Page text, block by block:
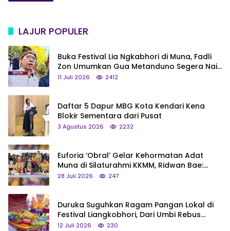
LAJUR POPULER
Buka Festival Lia Ngkabhori di Muna, Fadli
Zon Umumkan Gua Metanduno Segera Naik
Status Jadi Cagar Budaya Nasional
11 Juli 2026 2412
Daftar 5 Dapur MBG Kota Kendari Kena
Blokir Sementara dari Pusat
3 Agustus 2026 2232
Euforia ‘Obral’ Gelar Kehormatan Adat
Muna di Silaturahmi KKMM, Ridwan Bae:
Saya Bukan Tipe Begitu, Belum Pantas!
28 Juli 2026 247
Duruka Suguhkan Ragam Pangan Lokal di
Festival Liangkobhori, Dari Umbi Rebus
hingga Tumpeng Beras Muna
12 Juli 2026 230